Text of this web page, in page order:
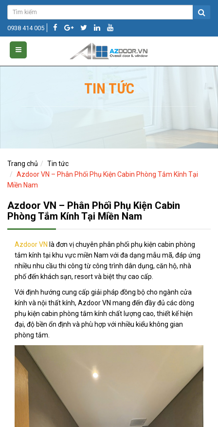
0938 414 005
TIN TỨC
Trang chủ
Tin tức
Azdoor VN – Phân Phối Phụ Kiện Cabin Phòng Tắm Kính Tại
Miền Nam
Azdoor VN – Phân Phối Phụ Kiện Cabin
Phòng Tắm Kính Tại Miền Nam
Azdoor VN là đơn vị chuyên phân phối phụ kiện cabin phòng
tắm kính tại khu vực miền Nam với đa dạng mẫu mã, đáp ứng
nhiều nhu cầu thi công từ công trình dân dụng, căn hộ, nhà
phố đến khách sạn, resort và biệt thự cao cấp.
Với định hướng cung cấp giải pháp đồng bộ cho ngành cửa
kính và nội thất kính, Azdoor VN mang đến đầy đủ các dòng
phụ kiện cabin phòng tắm kính chất lượng cao, thiết kế hiện
đại, độ bền ổn định và phù hợp với nhiều kiểu không gian
phòng tắm.